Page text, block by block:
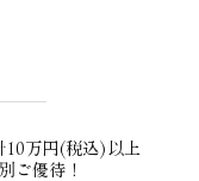
10万円(税込)以上
ご優待！